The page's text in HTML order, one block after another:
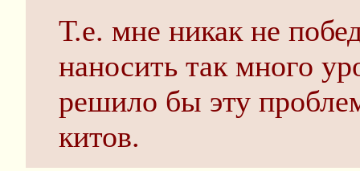
Т.е. мне никак не
наносить так много
решило бы эту
китов.